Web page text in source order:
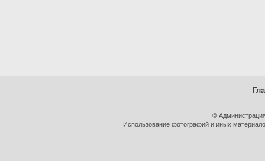
©
Использование фотографий и иных